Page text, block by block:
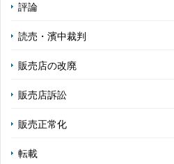
評論
読売・濱中裁判
販売店の改廃
販売店訴訟
販売正常化
転載